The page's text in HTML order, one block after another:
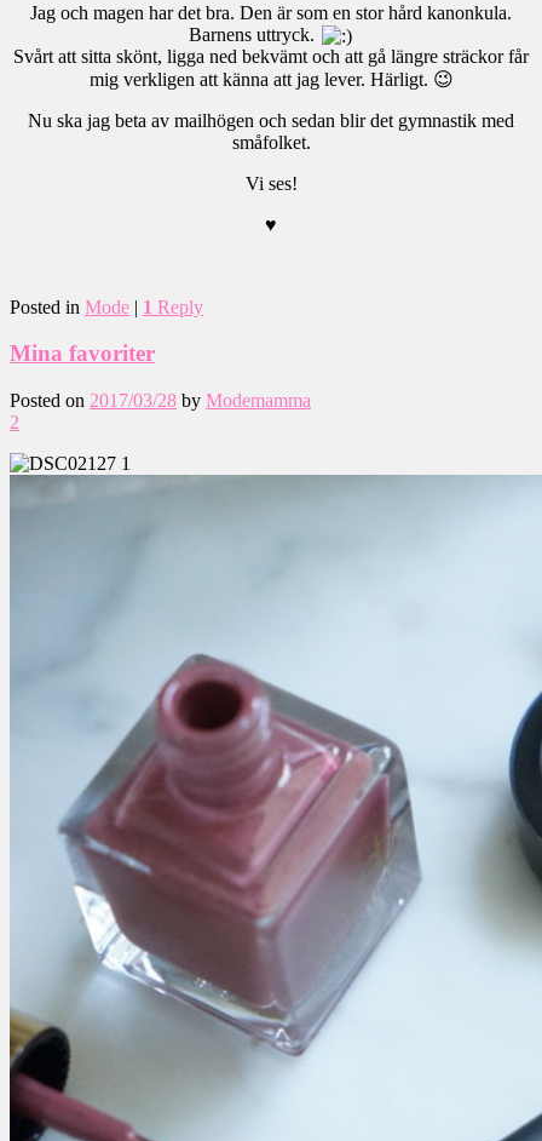
Jag och magen har det bra. Den är som en stor hård kanonkula.
Barnens uttryck.
Svårt att sitta skönt, ligga ned bekvämt och att gå längre sträckor får
mig verkligen att känna att jag lever. Härligt. 😉
Nu ska jag beta av mailhögen och sedan blir det gymnastik med
småfolket.
Vi ses!
♥
Posted in Mode | 1 Reply
Mina favoriter
Posted on 2017/03/28 by Modemamma
2